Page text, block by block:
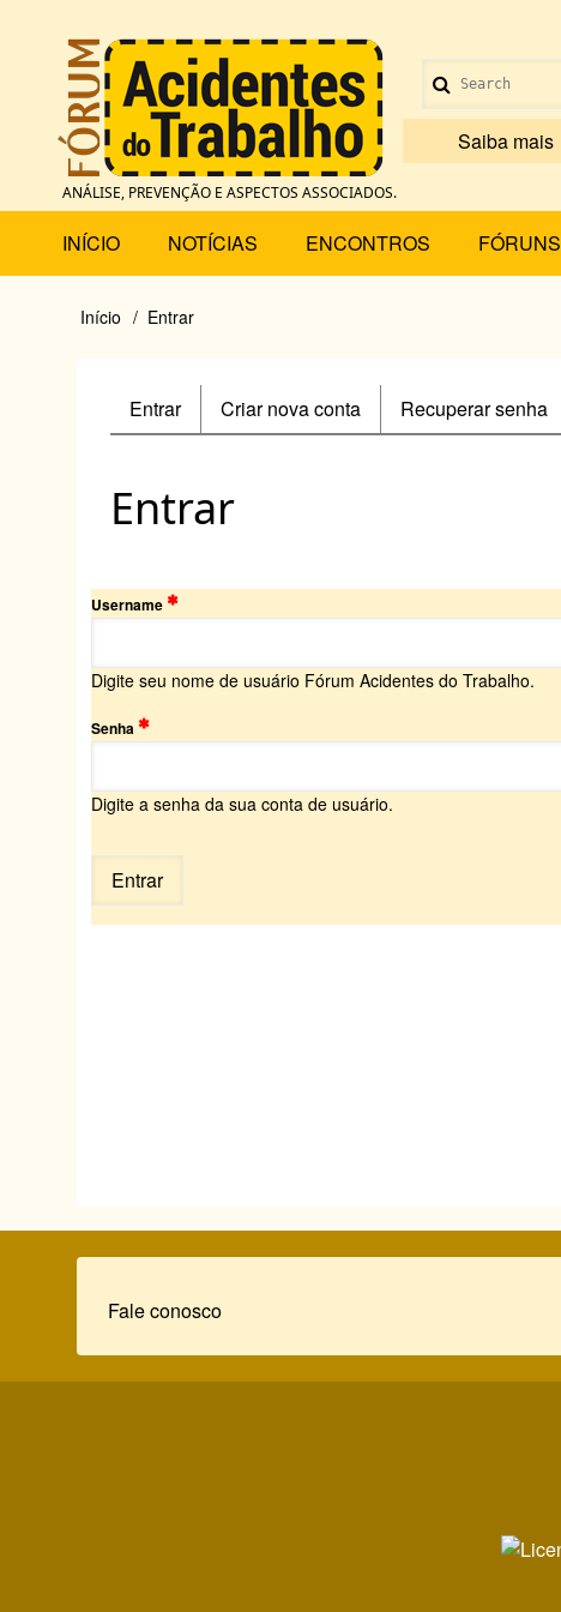
conteúdo
principal
ANÁLISE, PREVENÇÃO E ASPECTOS ASSOCIADOS.
Menu
de
conta
de
usuário
Saiba mais
Main
menu
INÍCIO NOTÍCIAS ENCONTROS FÓRUNS
Trilha
navegação
Início Entrar
Primary
Entrar(aba
ativa)
Criar nova conta Recuperar senha
Entrar
Username
Digite seu nome de usuário Fórum Acidentes do Trabalho.
Senha
Digite a senha da sua conta de usuário.
Rodapé
Fale conosco